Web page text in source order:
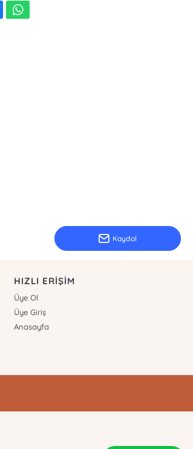
Kaydol
HIZLI ERİŞİM
Üye Ol
Üye Giriş
Anasayfa